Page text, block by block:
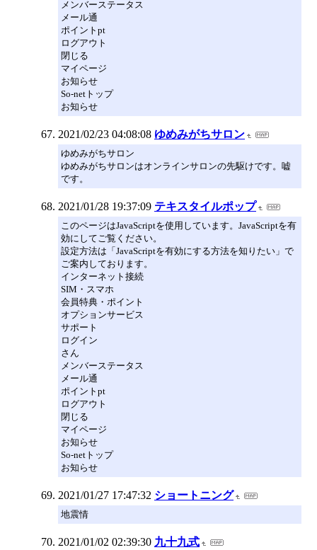
メンバーステータス
メール通
ポイントpt
ログアウト
閉じる
マイページ
お知らせ
So-netトップ
お知らせ
2021/02/23 04:08:08 ゆめみがちサロン
ゆめみがちサロン
ゆめみがちサロンはオンラインサロンの先駆けです。嘘
です。
2021/01/28 19:37:09 テキスタイルポップ
このページはJavaScriptを使用しています。JavaScriptを有
効にしてご覧ください。
設定方法は「JavaScriptを有効にする方法を知りたい」で
ご案内しております。
インターネット接続
SIM・スマホ
会員特典・ポイント
オプションサービス
サポート
ログイン
さん
メンバーステータス
メール通
ポイントpt
ログアウト
閉じる
マイページ
お知らせ
So-netトップ
お知らせ
2021/01/27 17:47:32 ショートニング
地震情
2021/01/02 02:39:30 九十九式